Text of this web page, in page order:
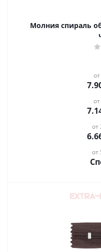
Молния спираль
от
от